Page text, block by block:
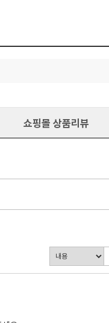
쇼핑몰 상품리뷰